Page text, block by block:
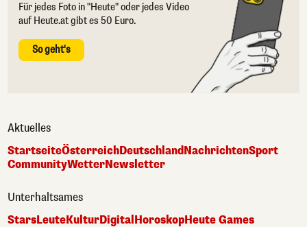
Für jedes Foto in "Heute" oder jedes Video
auf Heute.at gibt es 50 Euro.
So geht's
Aktuelles
StartseiteÖsterreichDeutschlandNachrichtenSport
CommunityWetterNewsletter
Unterhaltsames
StarsLeuteKulturDigital HoroskopHeute Games